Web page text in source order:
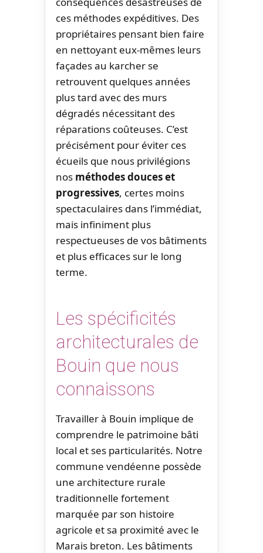
ces méthodes expéditives. Des
propriétaires pensant bien faire
en nettoyant eux-mêmes leurs
façades au karcher se
retrouvent quelques années
plus tard avec des murs
dégradés nécessitant des
réparations coûteuses. C’est
précisément pour éviter ces
écueils que nous privilégions
nos méthodes douces et
progressives, certes moins
spectaculaires dans l’immédiat,
mais infiniment plus
respectueuses de vos bâtiments
et plus efficaces sur le long
terme.
Les spécificités
architecturales de
Bouin que nous
connaissons
Travailler à Bouin implique de
comprendre le patrimoine bâti
local et ses particularités. Notre
commune vendéenne possède
une architecture rurale
traditionnelle fortement
marquée par son histoire
agricole et sa proximité avec le
Marais breton. Les bâtiments